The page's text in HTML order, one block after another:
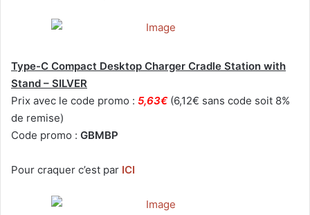
Type-C Compact Desktop Charger Cradle Station with
Stand – SILVER
Prix avec le code promo : 5,63€ (6,12€ sans code soit 8%
de remise)
Code promo : GBMBP
Pour craquer c’est par ICI